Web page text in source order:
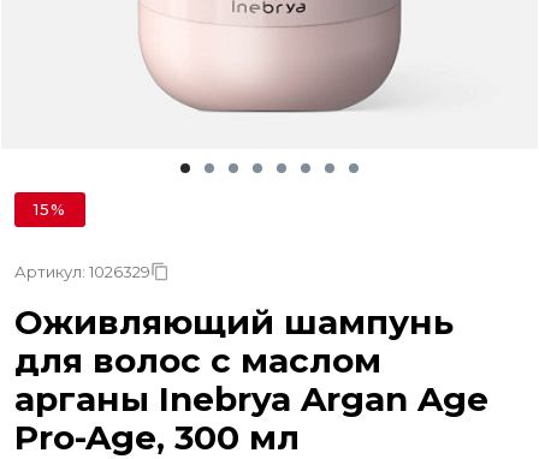
15%
Артикул: 1026329
Оживляющий шампунь
для волос с маслом
арганы Inebrya Argan Age
Pro-Age, 300 мл